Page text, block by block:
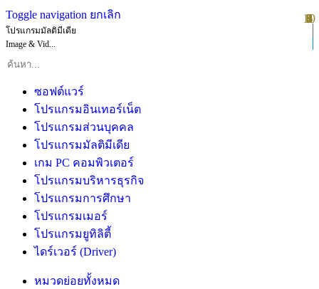
Toggle navigation ยกเลิก
โปรแกรมมัลติมีเดีย
Image & Vid...
ซอฟต์แวร์
โปรแกรมอินเทอร์เน็ต
โปรแกรมส่วนบุคคล
โปรแกรมมัลติมีเดีย
เกม PC คอมพิวเตอร์
โปรแกรมบริหารธุรกิจ
โปรแกรมการศึกษา
โปรแกรมเมอร์
โปรแกรมยูทิลิตี้
ไดร์เวอร์ (Driver)
หมวดย่อยทั้งหมด
1
2
3
4
5
6
7
8
9
10